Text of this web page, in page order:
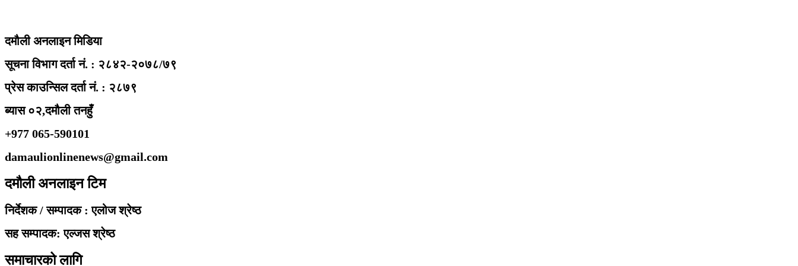
दमौली अनलाइन मिडिया
सूचना विभाग दर्ता नं. : २८४२-२०७८/७९
प्रेस काउन्सिल दर्ता नं. : २८७९
ब्यास ०२,दमौली तनहुँ
+977 065-590101
damaulionlinenews@gmail.com
दमौली अनलाइन टिम
निर्देशक / सम्पादक : एलोज श्रेष्ठ
सह सम्पादक: एल्जस श्रेष्ठ
समाचारको लागि